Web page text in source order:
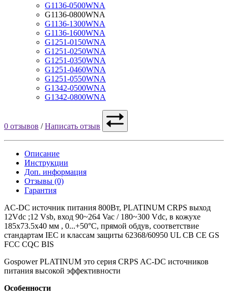
G1136-0500WNA
G1136-0800WNA
G1136-1300WNA
G1136-1600WNA
G1251-0150WNA
G1251-0250WNA
G1251-0350WNA
G1251-0460WNA
G1251-0550WNA
G1342-0500WNA
G1342-0800WNA
0 отзывов /Написать отзыв
Описание
Инструкции
Доп. информация
Отзывы (0)
Гарантия
AC-DC источник питания 800Вт, PLATINUM CRPS выход
12Vdc ;12 Vsb, вход 90~264 Vac / 180~300 Vdc, в кожухе
185x73.5x40 мм , 0...+50°С, прямой обдув, соответствие
стандартам IEC и классам защиты 62368/60950 UL CB CE GS
FCC CQC BIS
Gospower PLATINUM это серия CRPS AC-DC источников
питания высокой эффективности
Особенности